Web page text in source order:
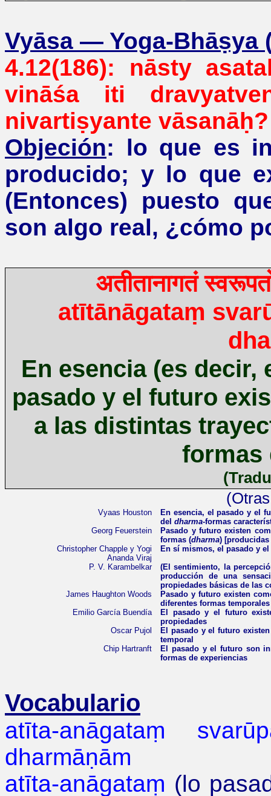
Vyāsa — Yoga-Bhāṣya
4.12(186): nāsty
vināśa iti
nivartiṣyante vāsanāḥ
Objeción: lo que es
producido; y lo que
(Entonces) puesto
son algo real, ¿cómo
अतीतानागतं
atītānāgataṃ
En esencia (es decir,
pasado y el futuro
a las distintas
formas
Vyaas Houston
En esencia, el pasado y el
deldharma-formas
Georg Feuerstein
Pasado y futuro existen
formas (dharma)
Christopher Chapple y Yogi
Ananda Viraj
En sí mismos, el pasado y
P. V. Karambelkar
(El sentimiento, la
producción de una
propiedades básicas de las
James Haughton Woods
Pasado y futuro existen
diferentes formas
Emilio García Buendía
El pasado y el futuro
propiedades
Oscar Pujol
El pasado y el futuro
temporal
Chip Hartranft
El pasado y el futuro son
formas de experiencias
Vocabulario
atīta-anāgataṃ
dharmāṇām
atīta-anāgataṃ (lo